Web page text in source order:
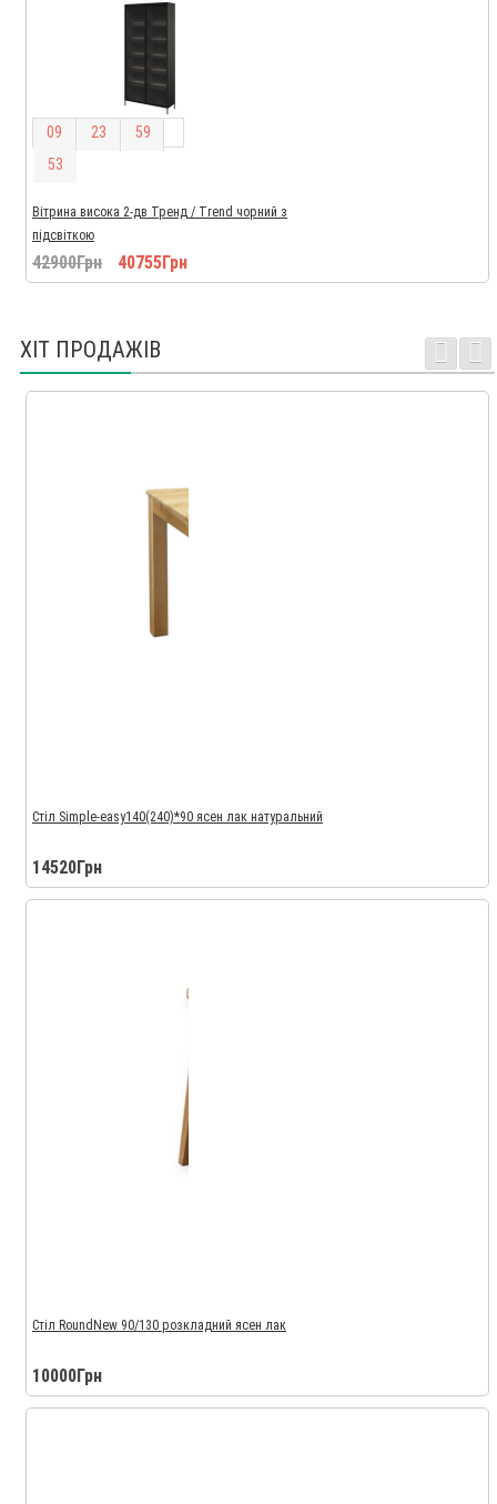
09 23 59
52
Вітрина висока 2-дв Тренд / Trend чорний з
підсвіткою
42900Грн 40755Грн
ХІТ ПРОДАЖІВ
Стіл Simple-easy140(240)*90 ясен лак натуральний
14520Грн
Стіл RoundNew 90/130 розкладний ясен лак
10000Грн